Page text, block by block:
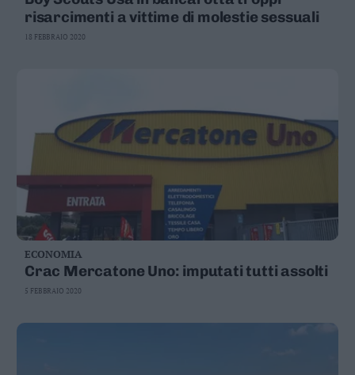
risarcimenti a vittime di molestie sessuali
18 FEBBRAIO 2020
ECONOMIA
Crac Mercatone Uno: imputati tutti assolti
5 FEBBRAIO 2020